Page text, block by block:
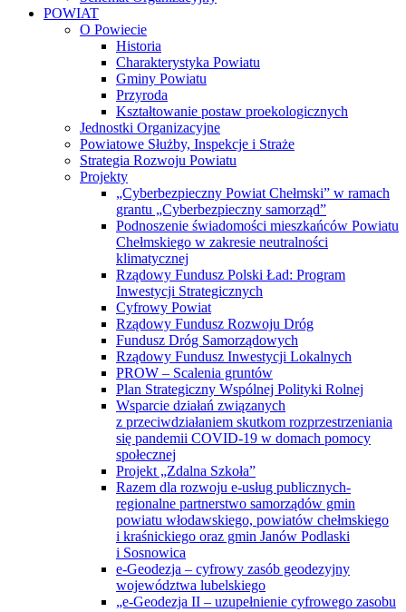
POWIAT
O Powiecie
Historia
Charakterystyka Powiatu
Gminy Powiatu
Przyroda
Kształtowanie postaw proekologicznych
Jednostki Organizacyjne
Powiatowe Służby, Inspekcje i Straże
Strategia Rozwoju Powiatu
Projekty
„Cyberbezpieczny Powiat Chełmski” w ramach
grantu „Cyberbezpieczny samorząd”
Podnoszenie świadomości mieszkańców Powiatu
Chełmskiego w zakresie neutralności
klimatycznej
Rządowy Fundusz Polski Ład: Program
Inwestycji Strategicznych
Cyfrowy Powiat
Rządowy Fundusz Rozwoju Dróg
Fundusz Dróg Samorządowych
Rządowy Fundusz Inwestycji Lokalnych
PROW – Scalenia gruntów
Plan Strategiczny Wspólnej Polityki Rolnej
Wsparcie działań związanych
z przeciwdziałaniem skutkom rozprzestrzeniania
się pandemii COVID-19 w domach pomocy
społecznej
Projekt „Zdalna Szkoła”
Razem dla rozwoju e-usług publicznych-
regionalne partnerstwo samorządów gmin
powiatu włodawskiego, powiatów chełmskiego
i kraśnickiego oraz gmin Janów Podlaski
i Sosnowica
e-Geodezja – cyfrowy zasób geodezyjny
województwa lubelskiego
„e-Geodezja II – uzupełnienie cyfrowego zasobu